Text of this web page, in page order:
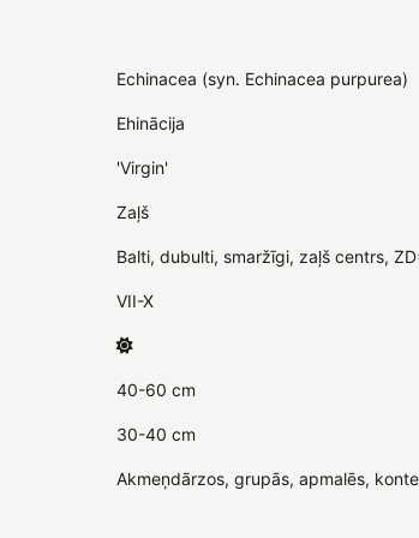
Echinacea (syn. Echinacea purpurea)
Ehinācija
'Virgin'
Zaļš
Balti, dubulti, smaržīgi, zaļš centrs,
VII-X
40-60 cm
30-40 cm
Akmeņdārzos, grupās, apmalēs,